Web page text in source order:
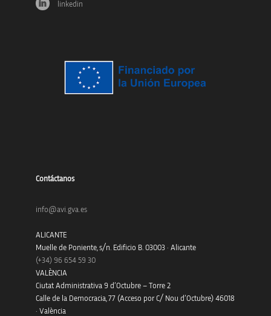
linkedin
Contáctanos
info@avi.gva.es
ALICANTE
Muelle de Poniente, s/n. Edificio B. 03003 · Alicante
(+34) 96 654 59 30
VALÈNCIA
Ciutat Administrativa 9 d’Octubre – Torre 2
Calle de la Democracia, 77 (Acceso por C/ Nou d’Octubre) 46018
· València